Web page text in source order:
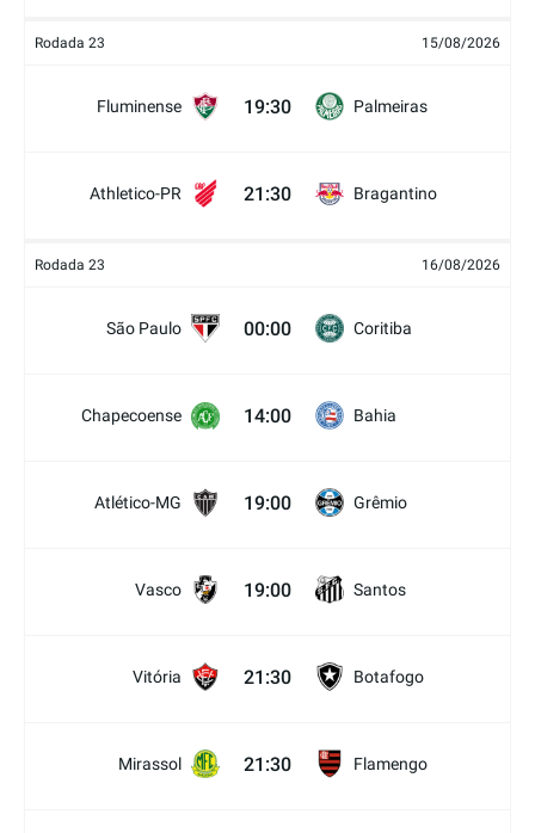
Rodada 23 15/08/2026
Fluminense 19:30 Palmeiras
Athletico-PR 21:30 Bragantino
Rodada 23 16/08/2026
São Paulo 00:00 Coritiba
Chapecoense 14:00 Bahia
Atlético-MG 19:00 Grêmio
Vasco 19:00 Santos
Vitória 21:30 Botafogo
Mirassol 21:30 Flamengo